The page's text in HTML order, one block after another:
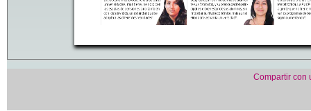
Compartir con